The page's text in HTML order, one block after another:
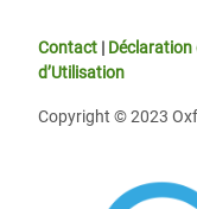
Contact |
d’Utilisation
Copyright © 2023